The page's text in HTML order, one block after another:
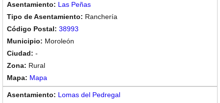
Las Peñas
Ranchería
38993
Moroleón
-
Rural
Mapa
Lomas del Pedregal